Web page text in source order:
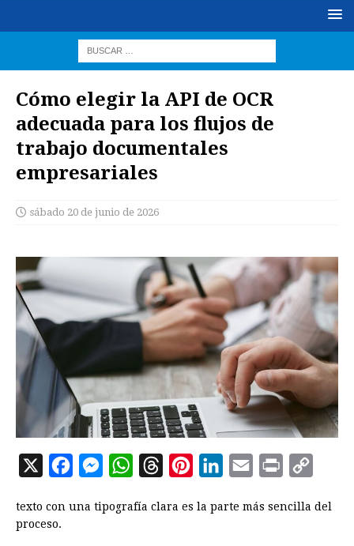
Cómo elegir la API de OCR
adecuada para los flujos de
trabajo documentales
empresariales
sábado 20 de junio de 2026
X
c
M
s
W
a
r
n
n
a
i
p
texto con una tipografía clara es la parte más sencilla del
proceso.